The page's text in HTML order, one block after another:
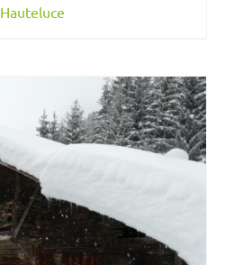
Hauteluce